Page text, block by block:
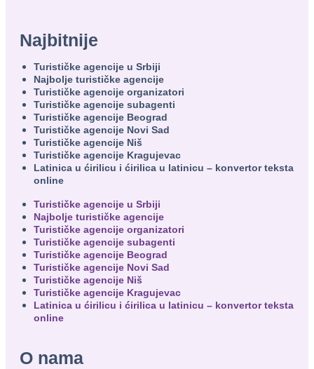
Najbitnije
Turističke agencije u Srbiji
Najbolje turističke agencije
Turističke agencije organizatori
Turističke agencije subagenti
Turističke agencije Beograd
Turističke agencije Novi Sad
Turističke agencije Niš
Turističke agencije Kragujevac
Latinica u ćirilicu i ćirilica u latinicu – konvertor teksta
online
Turističke agencije u Srbiji
Najbolje turističke agencije
Turističke agencije organizatori
Turističke agencije subagenti
Turističke agencije Beograd
Turističke agencije Novi Sad
Turističke agencije Niš
Turističke agencije Kragujevac
Latinica u ćirilicu i ćirilica u latinicu – konvertor teksta
online
O nama